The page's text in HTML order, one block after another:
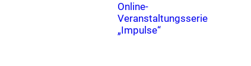
Online-
Veranstaltungsserie
„Impulse“